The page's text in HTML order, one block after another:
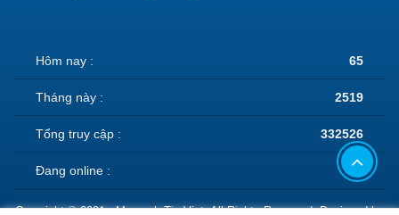
Hôm nay : 65
Tháng này : 2519
Tổng truy cập : 332526
Đang online : 3
Copyright © 2021 - Ma vach Tin Viet. All Rights Reserved. Designed by